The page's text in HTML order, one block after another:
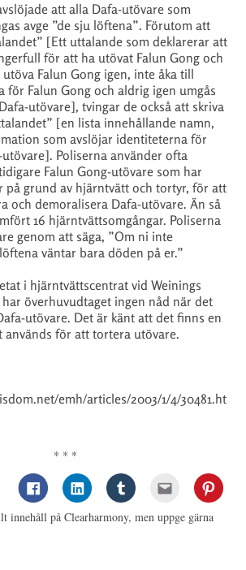
att alla Dafa-utövare som
avge ”de sju löftena”. Förutom att
[Ett uttalande som deklarerar att
för att ha utövat Falun Gong och
Falun Gong igen, inte åka till
för Falun Gong och aldrig igen umgås
utövare], tvingar de också att skriva
[en lista innehållande namn,
som avslöjar identiteterna för
Poliserna använder ofta
Falun Gong-utövare som har
på grund av hjärntvätt och tortyr, för att
och demoralisera Dafa-utövare. Än så
16 hjärntvättsomgångar. Poliserna
genom att säga, ”Om ni inte
väntar bara döden på er.”
i hjärntvättscentrat vid Weinings
har överhuvudtaget ingen nåd när det
utövare. Det är känt att det finns en
används för att tortera utövare.
emh/articles/2003/1/4/30481.ht
* * *
innehåll på Clearharmony, men uppge gärna